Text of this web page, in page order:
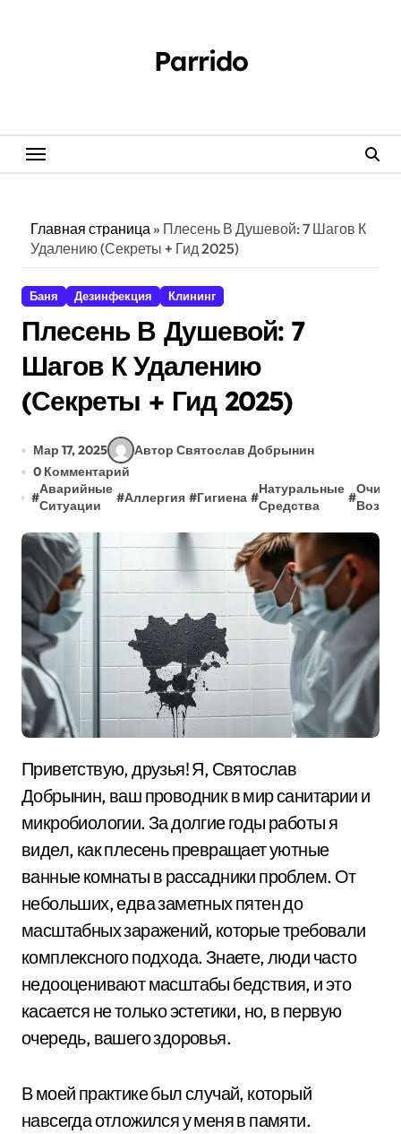
Parrido
Главная страница» Плесень В Душевой: 7 Шагов К
Удалению (Секреты + Гид 2025)
Баня Дезинфекция Клининг
Плесень В Душевой: 7
Шагов К Удалению
(Секреты + Гид 2025)
Мар 17, 2025
Автор Святослав Добрынин
0 Комментарий
#
Аварийные
Ситуации
#Аллергия #Гигиена #
Натуральные
Средства
#
Приветствую, друзья! Я, Святослав
Добрынин, ваш проводник в мир санитарии и
микробиологии. За долгие годы работы я
видел, как плесень превращает уютные
ванные комнаты в рассадники проблем. От
небольших, едва заметных пятен до
масштабных заражений, которые требовали
комплексного подхода. Знаете, люди часто
недооценивают масштабы бедствия, и это
касается не только эстетики, но, в первую
очередь, вашего здоровья.
В моей практике был случай, который
навсегда отложился у меня в памяти.